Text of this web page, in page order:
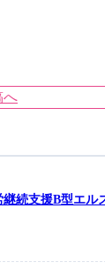
へ
続支援B型エル